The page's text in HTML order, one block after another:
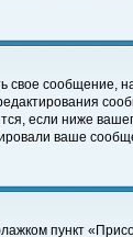
сообщение,
если ниже
ваше
пункт